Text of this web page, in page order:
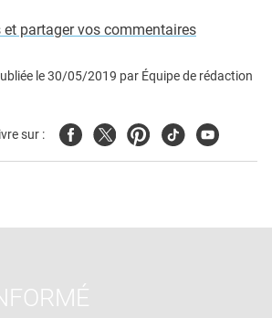
et partager vos commentaires
le30/05/2019 par Équipe de rédaction
sur : FacebookTwitterPinterest
TiktokYoutube